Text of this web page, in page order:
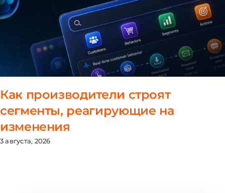
Как производители строят
сегменты, реагирующие на
изменения
3 августа, 2026